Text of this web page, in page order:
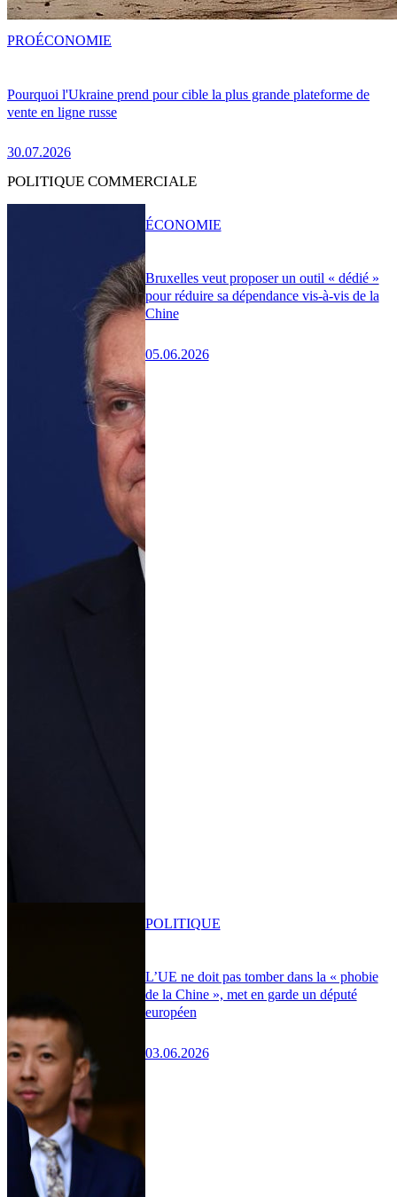
Pourquoi l'Ukraine prend pour cible la plus grande plateforme de
vente en ligne russe
30.07.2026
PROÉCONOMIE
POLITIQUE COMMERCIALE
Bruxelles veut proposer un outil « dédié »
pour réduire sa dépendance vis-à-vis de la
Chine
05.06.2026
ÉCONOMIE
L’UE ne doit pas tomber dans la « phobie
de la Chine », met en garde un député
européen
03.06.2026
POLITIQUE